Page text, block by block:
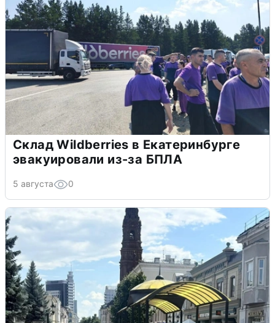
Склад Wildberries в Екатеринбурге
эвакуировали из-за БПЛА
5 августа 0